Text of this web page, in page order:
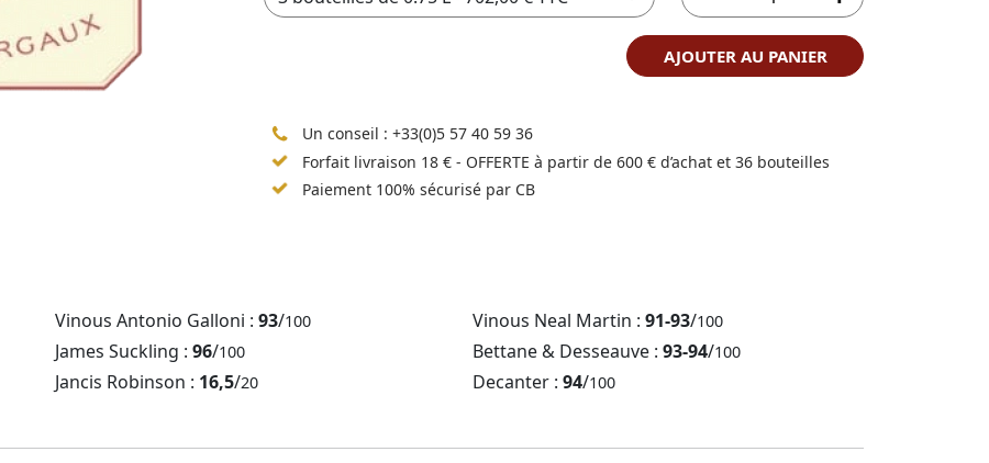
AJOUTER AU PANIER
Un conseil : +33(0)5 57 40 59 36
Forfait livraison 18 € - OFFERTE à partir de 600 € d’achat et 36 bouteilles
Paiement 100% sécurisé par CB
Vinous Antonio Galloni : 93/100 Vinous Neal Martin : 91-93/100
James Suckling : 96/100 Bettane & Desseauve : 93-94/100
Jancis Robinson : 16,5/20 Decanter : 94/100